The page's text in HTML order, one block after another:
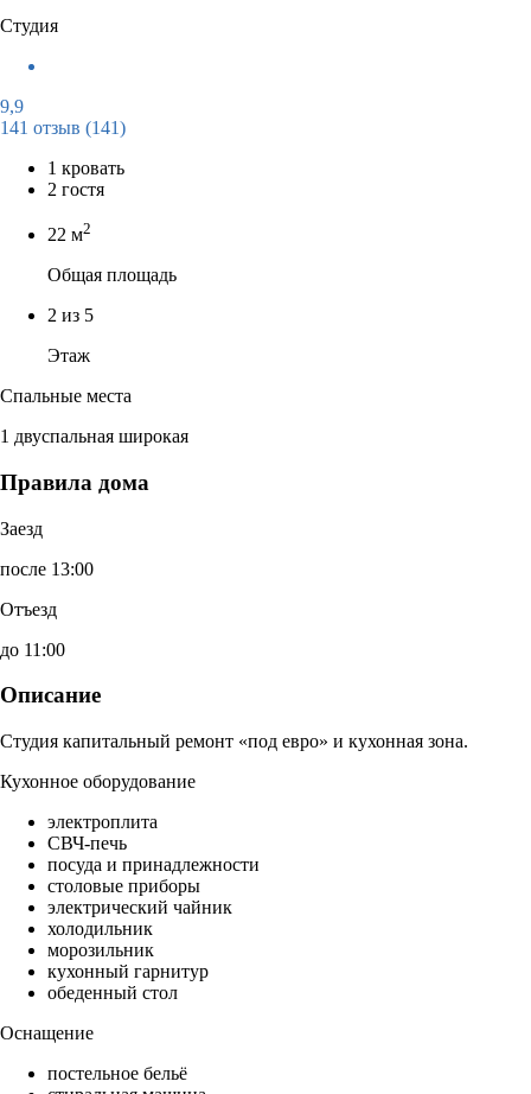
Студия
9,9
141 отзыв (141)
1 кровать
2 гостя
22 м2
Общая площадь
2 из 5
Этаж
Спальные места
1 двуспальная широкая
Правила дома
Заезд
после 13:00
Отъезд
до 11:00
Описание
Студия капитальный ремонт «под евро» и кухонная зона.
Кухонное оборудование
электроплита
СВЧ-печь
посуда и принадлежности
столовые приборы
электрический чайник
холодильник
морозильник
кухонный гарнитур
обеденный стол
Оснащение
постельное бельё